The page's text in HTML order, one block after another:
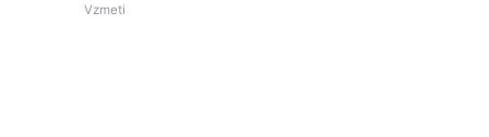
Vzmeti